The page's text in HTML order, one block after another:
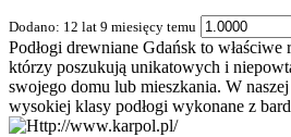
Dodano: 12 lat 9 miesięcy temu
Podłogi drewniane Gdańsk to
którzy poszukują unikatowych i
swojego domu lub mieszkania. W
wysokiej klasy podłogi wykonane z